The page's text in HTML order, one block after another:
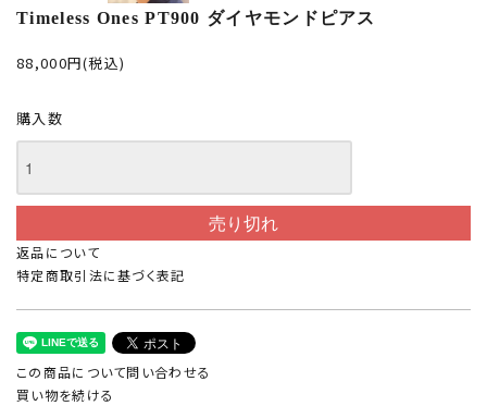
Timeless Ones PT900 ダイヤモンドピアス
88,000円(税込)
購入数
返品について
特定商取引法に基づく表記
この商品について問い合わせる
買い物を続ける